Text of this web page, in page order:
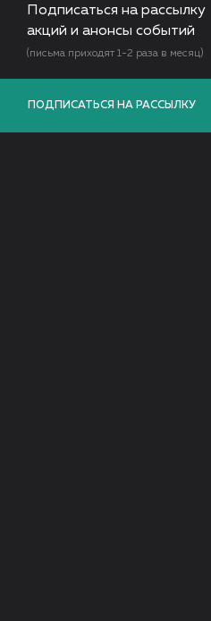
Подписаться на рассылку
акций и анонсы событий
(письма приходят 1-2 раза в месяц)
ПОДПИСАТЬСЯ НА РАССЫЛКУ